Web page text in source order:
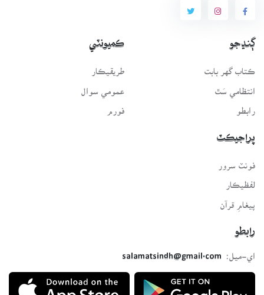
ڳنڍجو
ڪتاب گهر بابت
انتظامي سَٿ
رابطو
ڪميونٽي
طريقيڪار
عمومي سوال
فورم
پراجيڪٽ
لفظيڪار
پيغامِ قرآن
رابطو
اي-ميل:
salamatsindh@gmail.com